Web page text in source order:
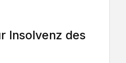
Insolvenz des